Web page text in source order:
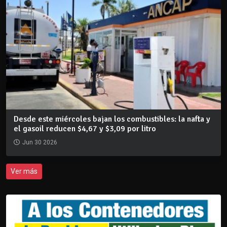
Desde este miércoles bajan los combustibles: la nafta y
el gasoil reducen $4,67 y $3,09 por litro
Jun 30 2026
Ver más